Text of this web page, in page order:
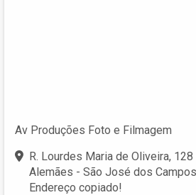
Av Produções Foto e Filmagem
R. Lourdes Maria de Oliveira,
Alemães - São José dos
Endereço copiado!